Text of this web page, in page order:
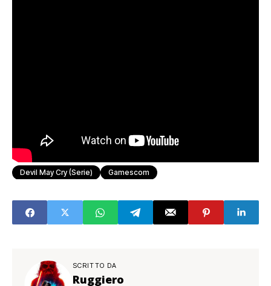
Devil May Cry (serie) Gamescom
SCRITTO DA
Ruggiero